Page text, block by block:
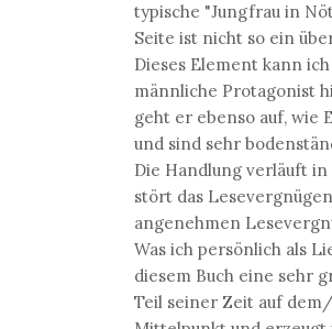
typische "Jungfrau in
Seite ist nicht so ein
Dieses Element kann
männliche Protagonist
geht er ebenso auf, wie
und sind sehr
Die Handlung verläuft
stört das
angenehmen
Was ich persönlich als
diesem Buch eine sehr
Teil seiner Zeit auf